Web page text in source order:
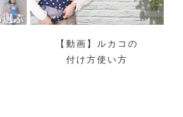
【動画】ルカコの
付け方使い方